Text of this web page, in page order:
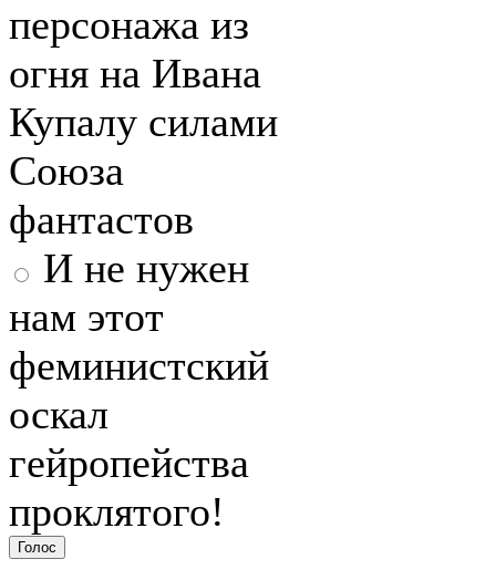
персонажа из
огня на Ивана
Купалу силами
Союза
фантастов
И не нужен
нам этот
феминистский
оскал
гейропейства
проклятого!